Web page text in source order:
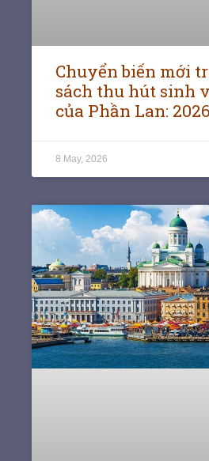
Chuyển biến mới
sách thu hút sinh
của Phần Lan:
8 May, 2026